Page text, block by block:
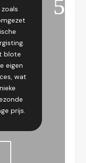
blote
eigen
wat
prijs.